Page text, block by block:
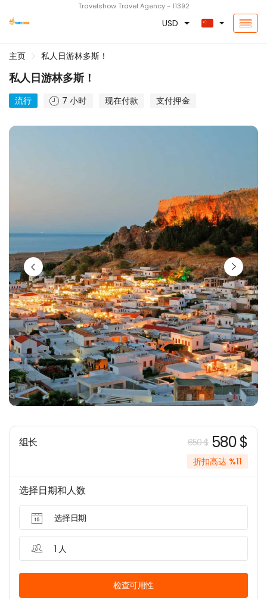
Travelshow Travel Agency - 11392
USD
主页 私人日游林多斯！
私人日游林多斯！
流行 7 小时 现在付款 支付押金
组长 650 $ 580 $
折扣高达 %11
选择日期和人数
选择日期
1 人
检查可用性